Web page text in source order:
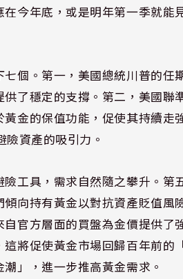
今年底，或是明年第一季就能
個。第一，美國總統川普的任
了穩定的支撐。第二，美國聯
金的保值功能，促使其持續走
資產的吸引力。
工具，需求自然隨之攀升。第
向持有黃金以對抗資產貶值風
官方層面的買盤為金價提供了
將促使黃金市場回歸百年前的
」，進一步推高黃金需求。